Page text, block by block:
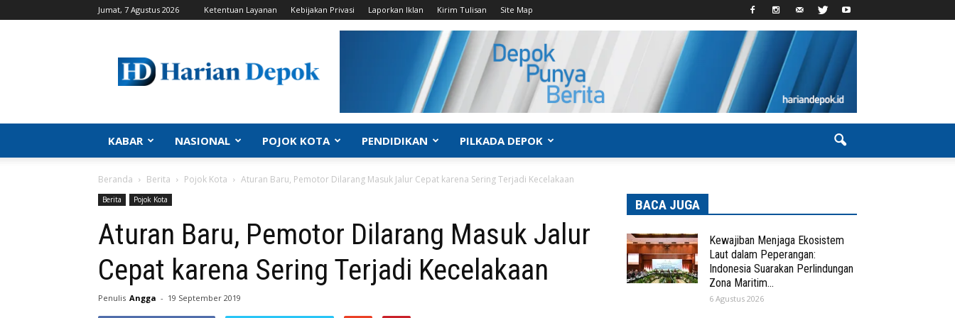
Jumat, 7 Agustus 2026 Ketentuan Layanan Kebijakan Privasi Laporkan Iklan Kirim Tulisan Site Map
Depok
|
Kabar
Depok,
Info
Depok,
Portal
Depok
KABAR NASIONAL POJOK KOTA PENDIDIKAN PILKADA DEPOK
Beranda Berita Pojok Kota Aturan Baru, Pemotor Dilarang Masuk Jalur Cepat karena Sering Terjadi Kecelakaan
Berita Pojok Kota
Aturan Baru, Pemotor Dilarang Masuk Jalur
Cepat karena Sering Terjadi Kecelakaan
Penulis Angga - 19 September 2019
BACA JUGA
Kewajiban Menjaga Ekosistem
Laut dalam Peperangan:
Indonesia Suarakan Perlindungan
Zona Maritim...
6 Agustus 2026